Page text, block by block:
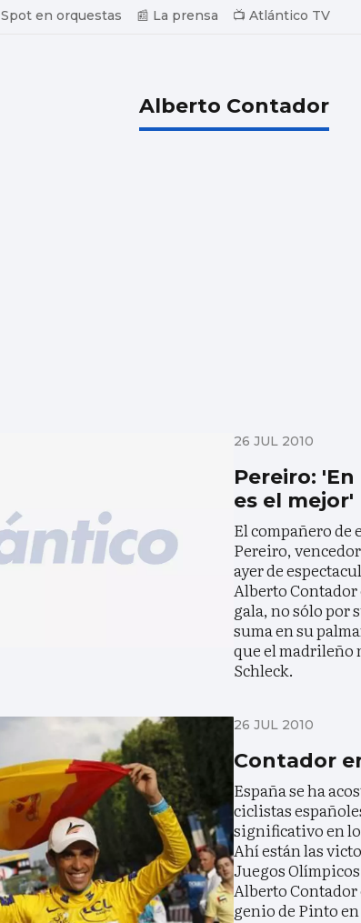
Spot en orquestas 📰 La prensa 📺 Atlántico TV
Alberto Contador
26 JUL 2010
Pereiro:
es el mejor'
El compañero de
Pereiro,
ayer de
Alberto Contador
gala, no sólo por
suma en su
que el madrileño
Schleck.
26 JUL 2010
Contador
España se ha
ciclistas
significativo en
Ahí están las
Juegos
Alberto Contador
genio de Pinto